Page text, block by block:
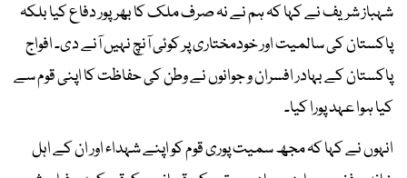
شہباز شریف نے کہا کہ ہم نے نہ صرف ملک کا بھرپور دفاع کیا بلکہ
پاکستان کی سالمیت اور خودمختاری پر کوئی آنچ نہیں آنے دی۔ افواج
پاکستان کے بہادر افسران و جوانوں نے وطن کی حفاظت کا اپنی قوم سے
کیا ہوا عہد پورا کیا۔
انہوں نے کہا کہ مجھ سمیت پوری قوم کو اپنے شہداء اور ان کے اہل